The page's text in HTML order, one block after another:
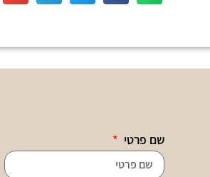
שם פרטי